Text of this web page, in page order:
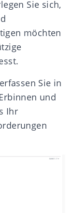
Sie sich,
möchten
erfassen Sie in
und
Ihr